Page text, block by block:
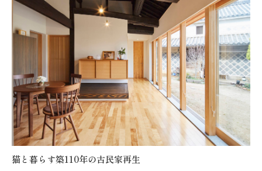
猫と暮らす築110年の古民家再生